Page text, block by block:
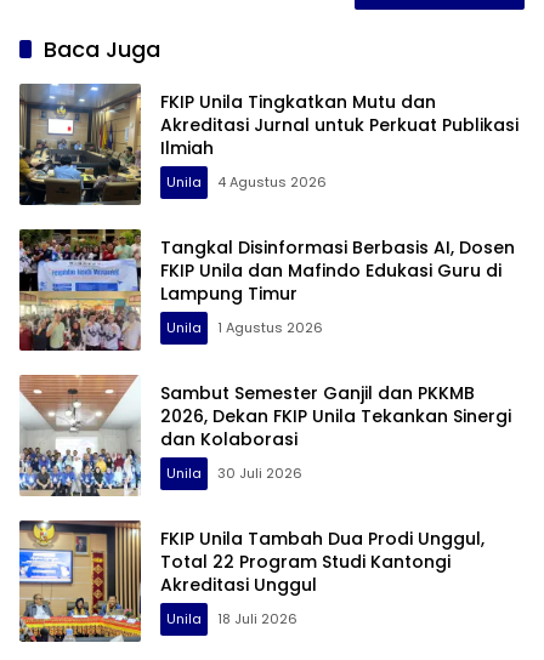
Baca Juga
FKIP Unila Tingkatkan Mutu dan
Akreditasi Jurnal untuk Perkuat Publikasi
Ilmiah
Unila 4 Agustus 2026
Tangkal Disinformasi Berbasis AI, Dosen
FKIP Unila dan Mafindo Edukasi Guru di
Lampung Timur
Unila 1 Agustus 2026
Sambut Semester Ganjil dan PKKMB
2026, Dekan FKIP Unila Tekankan Sinergi
dan Kolaborasi
Unila 30 Juli 2026
FKIP Unila Tambah Dua Prodi Unggul,
Total 22 Program Studi Kantongi
Akreditasi Unggul
Unila 18 Juli 2026